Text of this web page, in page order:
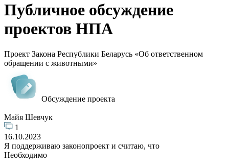
Публичное обсуждение
проектов НПА
Проект Закона Республики Беларусь «Об ответственном
обращении с животными»
Обсуждение проекта
Майя Шевчук
1
16.10.2023
Я поддерживаю законопроект и считаю, что
Необходимо